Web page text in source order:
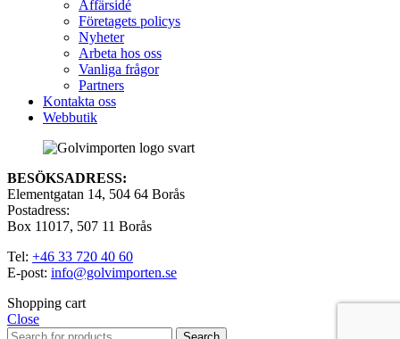
Affärsidé
Företagets policys
Nyheter
Arbeta hos oss
Vanliga frågor
Partners
Kontakta oss
Webbutik
BESÖKSADRESS:
Elementgatan 14, 504 64 Borås
Postadress:
Box 11017, 507 11 Borås
Tel: +46 33 720 40 60
E-post: info@golvimporten.se
Shopping cart
Close